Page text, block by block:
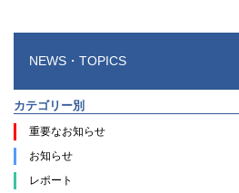
NEWS・TOPICS
カテゴリー別
重要なお知らせ
お知らせ
レポート